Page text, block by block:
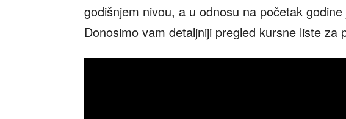
godišnjem nivou, a u odnosu na početak
Donosimo vam detaljniji pregled kursne liste za